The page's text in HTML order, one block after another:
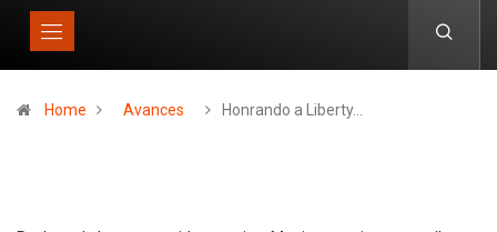
Home Avances Honrando a Liberty…